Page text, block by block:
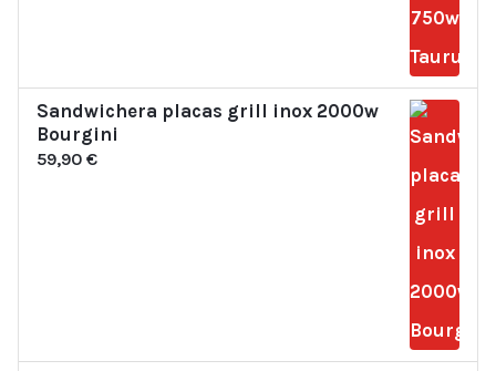
Sandwichera placas grill inox 2000w
Bourgini
59,90 €